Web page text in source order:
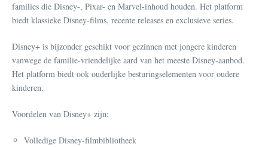
families die Disney-, Pixar- en Marvel-inhoud houden. Het platform
biedt klassieke Disney-films, recente releases en exclusieve series.
Disney+ is bijzonder geschikt voor gezinnen met jongere kinderen
vanwege de familie-vriendelijke aard van het meeste Disney-aanbod.
Het platform biedt ook ouderlijke besturingselementen voor oudere
kinderen.
Voordelen van Disney+ zijn:
Volledige Disney-filmbibliotheek